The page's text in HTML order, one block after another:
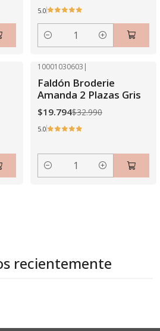
5.0
Cantidad
10001030603 |
Faldón Broderie
Amanda 2 Plazas Gris
$19.794$32.990
5.0
Cantidad
recientemente